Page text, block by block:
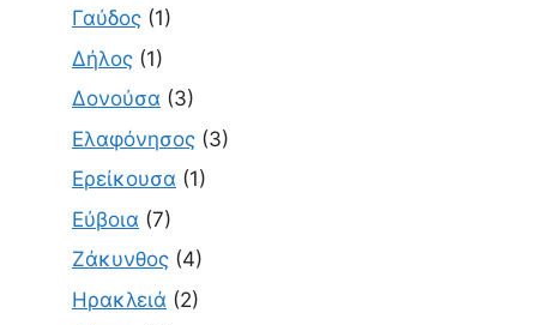
Γαύδος (1)
Δήλος (1)
Δονούσα (3)
Ελαφόνησος (3)
Ερείκουσα (1)
Εύβοια (7)
Ζάκυνθος (4)
Ηρακλειά (2)